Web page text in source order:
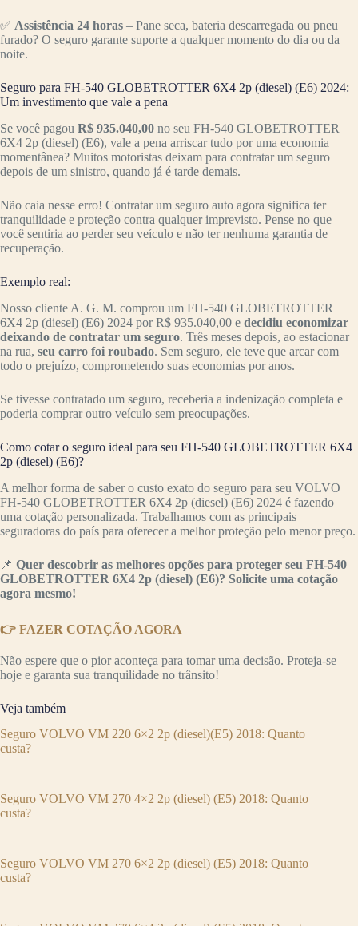
✅ Assistência 24 horas – Pane seca, bateria descarregada ou pneu
furado? O seguro garante suporte a qualquer momento do dia ou da
noite.
Seguro para FH-540 GLOBETROTTER 6X4 2p (diesel) (E6) 2024:
Um investimento que vale a pena
Se você pagou R$ 935.040,00 no seu FH-540 GLOBETROTTER
6X4 2p (diesel) (E6), vale a pena arriscar tudo por uma economia
momentânea? Muitos motoristas deixam para contratar um seguro
depois de um sinistro, quando já é tarde demais.
Não caia nesse erro! Contratar um seguro auto agora significa ter
tranquilidade e proteção contra qualquer imprevisto. Pense no que
você sentiria ao perder seu veículo e não ter nenhuma garantia de
recuperação.
Exemplo real:
Nosso cliente A. G. M. comprou um FH-540 GLOBETROTTER
6X4 2p (diesel) (E6) 2024 por R$ 935.040,00 e decidiu economizar
deixando de contratar um seguro. Três meses depois, ao estacionar
na rua, seu carro foi roubado. Sem seguro, ele teve que arcar com
todo o prejuízo, comprometendo suas economias por anos.
Se tivesse contratado um seguro, receberia a indenização completa e
poderia comprar outro veículo sem preocupações.
Como cotar o seguro ideal para seu FH-540 GLOBETROTTER 6X4
2p (diesel) (E6)?
A melhor forma de saber o custo exato do seguro para seu VOLVO
FH-540 GLOBETROTTER 6X4 2p (diesel) (E6) 2024 é fazendo
uma cotação personalizada. Trabalhamos com as principais
seguradoras do país para oferecer a melhor proteção pelo menor preço.
📌 Quer descobrir as melhores opções para proteger seu FH-540
GLOBETROTTER 6X4 2p (diesel) (E6)? Solicite uma cotação
agora mesmo!
👉 FAZER COTAÇÃO AGORA
Não espere que o pior aconteça para tomar uma decisão. Proteja-se
hoje e garanta sua tranquilidade no trânsito!
Veja também
Seguro VOLVO VM 220 6×2 2p (diesel)(E5) 2018: Quanto
custa?
Seguro VOLVO VM 270 4×2 2p (diesel) (E5) 2018: Quanto
custa?
Seguro VOLVO VM 270 6×2 2p (diesel) (E5) 2018: Quanto
custa?